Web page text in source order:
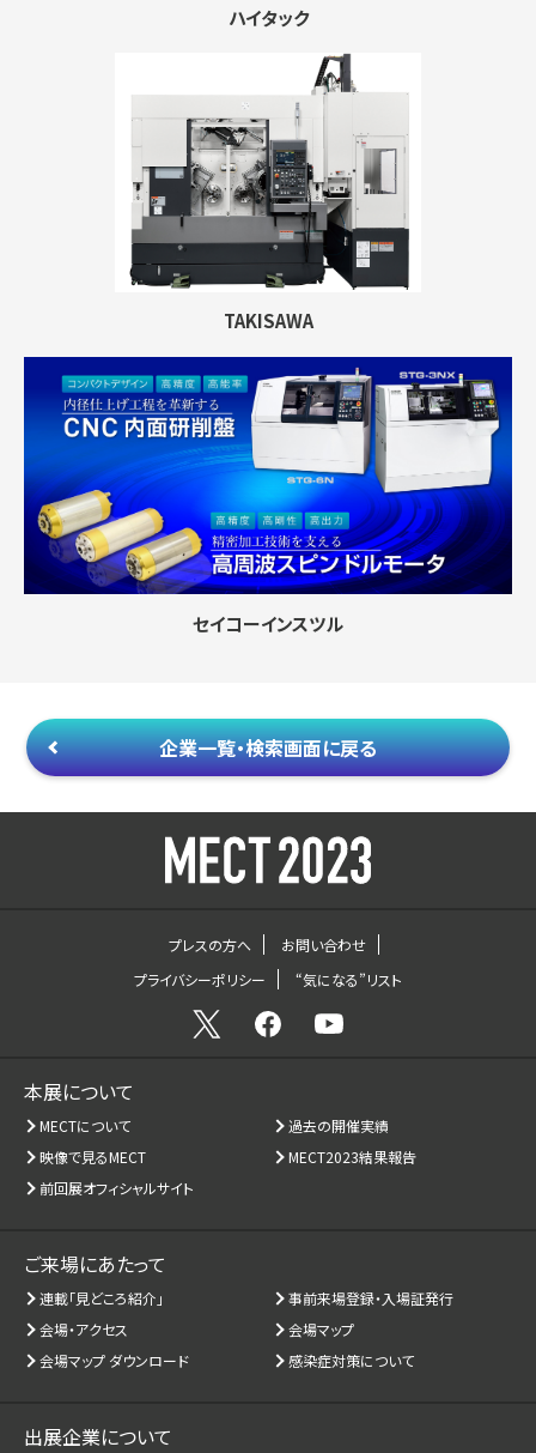
ハイタック
TAKISAWA
セイコーインスツル
企業一覧・検索画面に戻る
プレスの方へ
お問い合わせ
プライバシーポリシー
“気になる”リスト
本展について
MECTについて
過去の開催実績
映像で見るMECT
MECT2023結果報告
前回展オフィシャルサイト
ご来場にあたって
連載「見どころ紹介」
事前来場登録・入場証発行
会場・アクセス
会場マップ
会場マップ ダウンロード
感染症対策について
出展企業について